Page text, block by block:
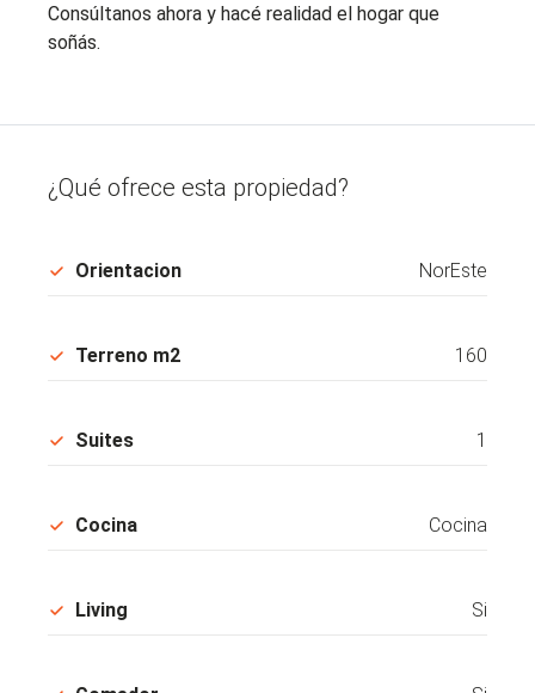
Consúltanos ahora y hacé realidad el hogar que
soñás.
¿Qué ofrece esta propiedad?
Orientacion NorEste
Terreno m2 160
Suites 1
Cocina Cocina
Living Si